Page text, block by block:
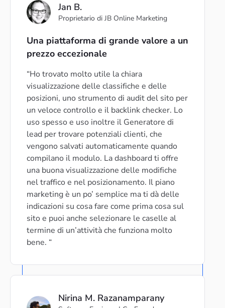
Jan B.
Proprietario di JB Online Marketing
Una piattaforma di grande valore a un
prezzo eccezionale
Ho trovato molto utile la chiara
visualizzazione delle classifiche e delle
posizioni, uno strumento di audit del sito per
un veloce controllo e il backlink checker. Lo
uso spesso e uso inoltre il Generatore di
lead per trovare potenziali clienti, che
vengono salvati automaticamente quando
compilano il modulo. La dashboard ti offre
una buona visualizzazione delle modifiche
nel traffico e nel posizionamento. Il piano
marketing è un po’ semplice ma ti dà delle
indicazioni su cosa fare come prima cosa sul
sito e puoi anche selezionare le caselle al
termine di un’attività che funziona molto
bene.
Nirina M. Razanamparany